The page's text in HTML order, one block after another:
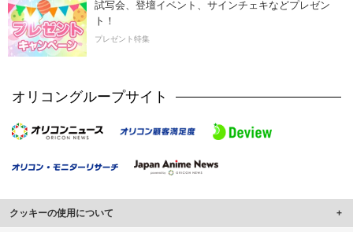
試写会、登壇イベント、サインチェキなどプレゼン
ト！
プレゼント特集
オリコングループサイト
クッキーの使用について